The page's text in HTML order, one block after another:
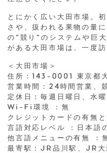
とにかく広い大田市場。
さや、扱われる果物の量
の”競り”のシステムや巨
がある大田市場は、一度
＜大田市場＞
住所：143-0001 東京都
営業時間：24時間営業、
定休日：毎週日曜日、水
Wi-Fi環境 ：無
クレジットカードの有無
言語対応レベル ：日本語
他言語メニューの有無 ：
最寄駅：JR品川駅、JR大